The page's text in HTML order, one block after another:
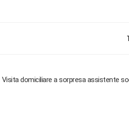
Visita domiciliare a sorpresa assistente